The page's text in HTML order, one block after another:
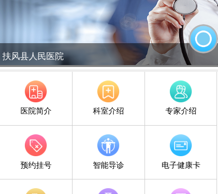
扶风县人民医院
医院简介 科室介绍 专家介绍
预约挂号 智能导诊 电子健康卡